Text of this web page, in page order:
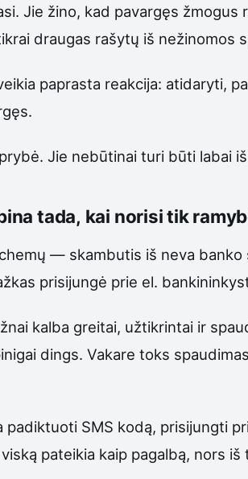
Jie žino, kad pavargęs
draugas rašytų iš nežinomos
paprasta reakcija: atidaryti,
Jie nebūtinai turi būti labai
tada, kai norisi tik
— skambutis iš neva
prisijungė prie el.
kalba greitai, užtikrintai ir
dings. Vakare toks
padiktuoti SMS kodą, prisijungti
pateikia kaip pagalbą, nors